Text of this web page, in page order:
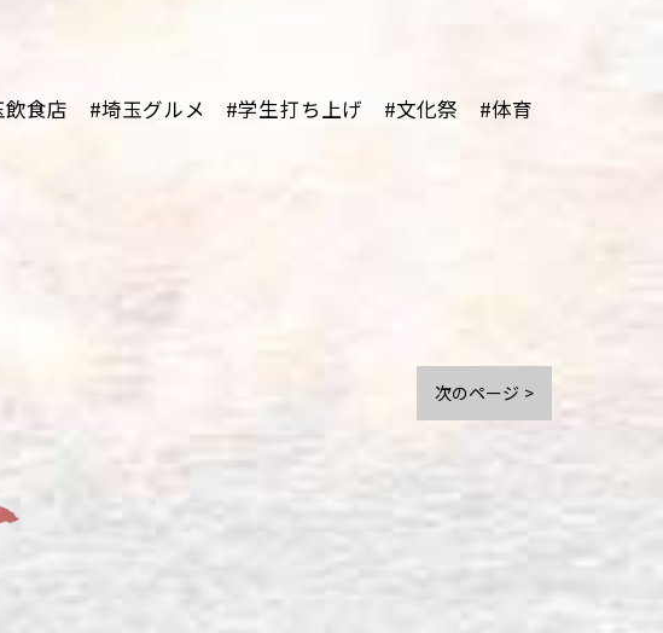
食店 #埼玉グルメ #学生打ち上げ #文化祭 #体育
次のページ >